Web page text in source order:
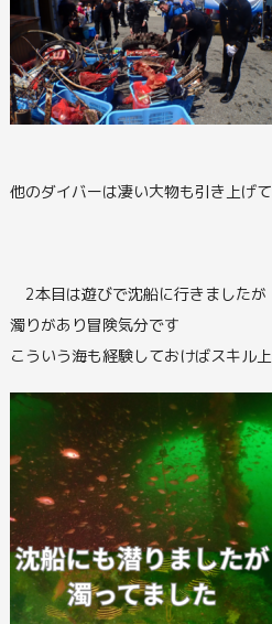
他のダイバーは凄い大物も引き上げ
2本目は遊びで沈船に行きましたが
濁りがあり冒険気分です
こういう海も経験しておけばスキル